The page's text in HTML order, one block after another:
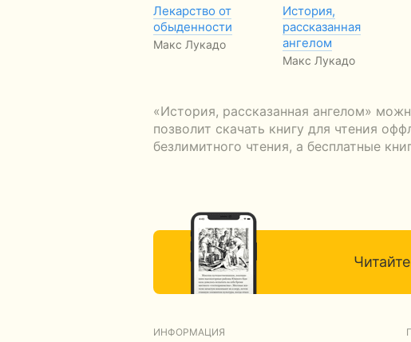
Лекарство от
обыденности
Макс Лукадо
История,
рассказанная
ангелом
Макс Лукадо
«История, рассказанная ангелом»
позволит скачать книгу для чтения
безлимитного чтения, а бесплатные
ИНФОРМАЦИЯ